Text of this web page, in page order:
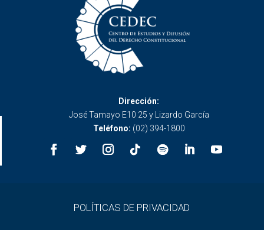
Dirección:
José Tamayo E10 25 y Lizardo García
Teléfono: (02) 394-1800
POLÍTICAS DE PRIVACIDAD